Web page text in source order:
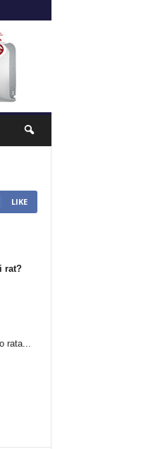
LIKE
rat?
rata...